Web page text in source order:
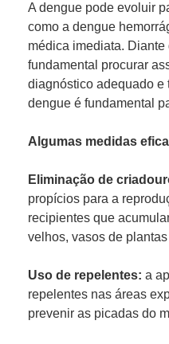
A dengue pode evoluir
como a dengue
médica imediata. Diante
fundamental procurar
diagnóstico adequado e
dengue é fundamental
Algumas medidas
Eliminação de
propícios para a
recipientes que
velhos, vasos de
Uso de repelentes: a
repelentes nas áreas
prevenir as picadas do